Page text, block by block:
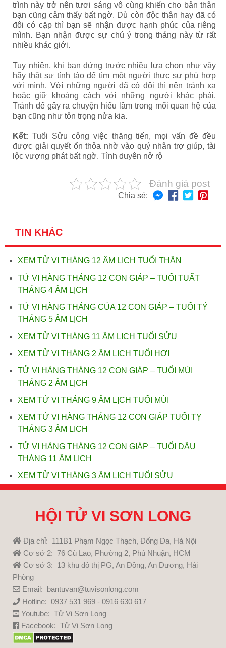
trình này trở nên tươi sáng vô cùng khiến cho bản thân
bạn cũng cảm thấy bất ngờ. Dù còn độc thân hay đã có
đôi có cặp thì bạn sẽ nhận được hạnh phúc của riêng
mình. Bạn nhận được sự chú ý trong tháng này từ rất
nhiều khác giới.
Tuy nhiên, khi bạn đứng trước nhiều lựa chọn như vậy
hãy thật sự tỉnh táo để tìm một người thực sự phù hợp
với mình. Với những người đã có đôi thì nên tránh xa
hoặc giữ khoảng cách với những người khác phái.
Tránh để gây ra chuyện hiểu lầm trong mối quan hệ của
bạn cũng như tôn trọng nửa kia.
Kết: Tuổi Sửu công việc thăng tiến, mọi vấn đề đều
được giải quyết ổn thỏa nhờ vào quý nhân trợ giúp, tài
lộc vượng phát bất ngờ. Tình duyên nở rộ
Đánh giá post
Chia sẻ:
TIN KHÁC
XEM TỬ VI THÁNG 12 ÂM LỊCH TUỔI THÂN
TỬ VI HÀNG THÁNG 12 CON GIÁP – TUỔI TUẤT
THÁNG 4 ÂM LỊCH
TỬ VI HÀNG THÁNG CỦA 12 CON GIÁP – TUỔI TÝ
THÁNG 5 ÂM LỊCH
XEM TỬ VI THÁNG 11 ÂM LỊCH TUỔI SỬU
XEM TỬ VI THÁNG 2 ÂM LỊCH TUỔI HỢI
TỬ VI HÀNG THÁNG 12 CON GIÁP – TUỔI MÙI
THÁNG 2 ÂM LỊCH
XEM TỬ VI THÁNG 9 ÂM LỊCH TUỔI MÙI
XEM TỬ VI HÀNG THÁNG 12 CON GIÁP TUỔI TỴ
THÁNG 3 ÂM LỊCH
TỬ VI HÀNG THÁNG 12 CON GIÁP – TUỔI DẬU
THÁNG 11 ÂM LỊCH
XEM TỬ VI THÁNG 3 ÂM LỊCH TUỔI SỬU
HỘI TỬ VI SƠN LONG
Địa chỉ: 111B1 Phạm Ngọc Thạch, Đống Đa, Hà Nội
Cơ sở 2: 76 Cù Lao, Phường 2, Phú Nhuận, HCM
Cơ sở 3: 13 khu đô thị PG, An Đồng, An Dương, Hải
Phòng
Email: bantuvan@tuvisonlong.com
Hotline: 0937 531 969 - 0916 630 617
Youtube: Tử Vi Sơn Long
Facebook: Tử Vi Sơn Long